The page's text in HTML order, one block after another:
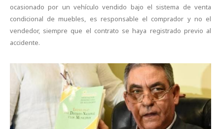
ocasionado por un vehículo vendido bajo el sistema de venta
condicional de muebles, es responsable el comprador y no el
vendedor, siempre que el contrato se haya registrado previo al
accidente.